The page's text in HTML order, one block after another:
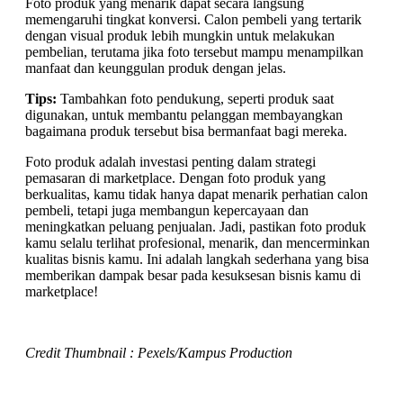
memengaruhi tingkat konversi. Calon pembeli yang tertarik
dengan visual produk lebih mungkin untuk melakukan
pembelian, terutama jika foto tersebut mampu menampilkan
manfaat dan keunggulan produk dengan jelas.
Tips: Tambahkan foto pendukung, seperti produk saat
digunakan, untuk membantu pelanggan membayangkan
bagaimana produk tersebut bisa bermanfaat bagi mereka.
Foto produk adalah investasi penting dalam strategi
pemasaran di marketplace. Dengan foto produk yang
berkualitas, kamu tidak hanya dapat menarik perhatian calon
pembeli, tetapi juga membangun kepercayaan dan
meningkatkan peluang penjualan. Jadi, pastikan foto produk
kamu selalu terlihat profesional, menarik, dan mencerminkan
kualitas bisnis kamu. Ini adalah langkah sederhana yang bisa
memberikan dampak besar pada kesuksesan bisnis kamu di
marketplace!
Credit Thumbnail : Pexels/Kampus Production